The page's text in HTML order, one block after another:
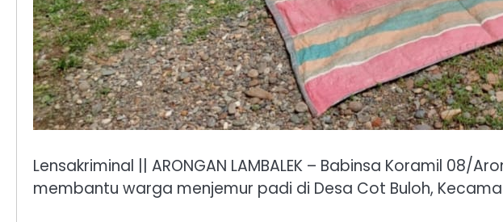
Lensakriminal || ARONGAN LAMBALEK – Babinsa Koramil
membantu warga menjemur padi di Desa Cot Buloh,